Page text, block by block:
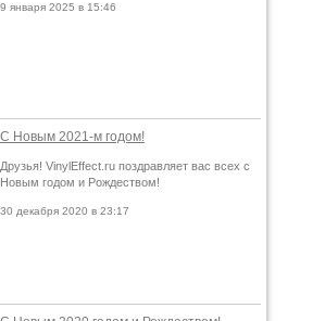
9 января 2025 в 15:46
С Новым 2021-м годом!
Друзья! VinylEffect.ru поздравляет вас всех с
Новым годом и Рождеством!
30 декабря 2020 в 23:17